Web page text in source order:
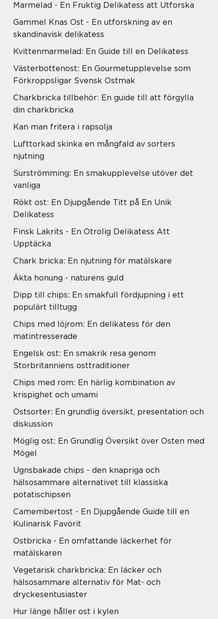
Marmelad - En Fruktig Delikatess att Utforska
Gammel Knas Ost - En utforskning av en
skandinavisk delikatess
Kvittenmarmelad: En Guide till en Delikatess
Västerbottenost: En Gourmetupplevelse som
Förkroppsligar Svensk Ostmak
Charkbricka tillbehör: En guide till att förgylla
din charkbricka
Kan man fritera i rapsolja
Lufttorkad skinka en mångfald av sorters
njutning
Surströmming: En smakupplevelse utöver det
vanliga
Rökt ost: En Djupgående Titt på En Unik
Delikatess
Finsk Lakrits - En Otrolig Delikatess Att
Upptäcka
Chark bricka: En njutning för matälskare
Äkta honung - naturens guld
Dipp till chips: En smakfull fördjupning i ett
populärt tilltugg
Chips med löjrom: En delikatess för den
matintresserade
Engelsk ost: En smakrik resa genom
Storbritanniens osttraditioner
Chips med rom: En härlig kombination av
krispighet och umami
Ostsorter: En grundlig översikt, presentation och
diskussion
Möglig ost: En Grundlig Översikt över Osten med
Mögel
Ugnsbakade chips - den knapriga och
hälsosammare alternativet till klassiska
potatischipsen
Camembertost - En Djupgående Guide till en
Kulinarisk Favorit
Ostbricka - En omfattande läckerhet för
matälskaren
Vegetarisk charkbricka: En läcker och
hälsosammare alternativ för Mat- och
dryckesentusiaster
Hur länge håller ost i kylen